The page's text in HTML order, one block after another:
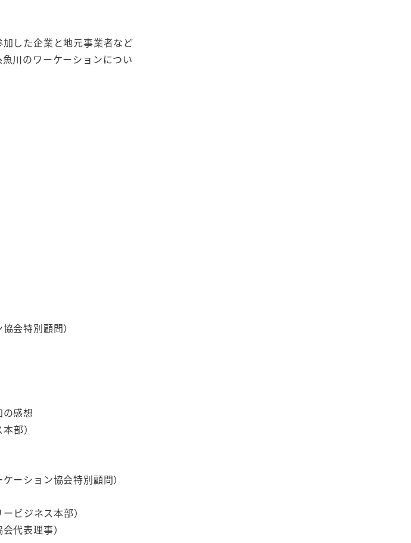
した企業と地元事業者など
川のワーケーションについ
会特別顧問）
感想
部）
ーション協会特別顧問）
ビジネス本部）
代表理事）